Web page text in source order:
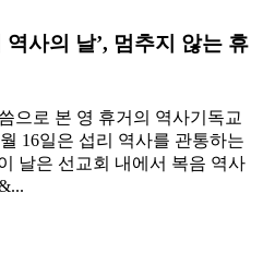
사의 날’, 멈추지 않는 휴
으로 본 영 휴거의 역사기독교
16일은 섭리 역사를 관통하는
날은 선교회 내에서 복음 역사